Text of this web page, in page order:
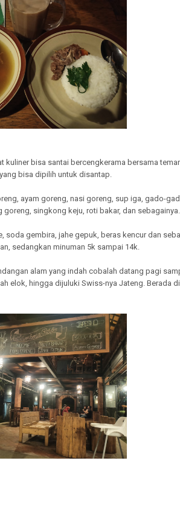
kuliner bisa santai bercengkerama bersama
bisa dipilih untuk disantap.
ayam goreng, nasi goreng, sup iga, gado-
singkong keju, roti bakar, dan sebagainya.
soda gembira, jahe gepuk, beras kencur dan
sedangkan minuman 5k sampai 14k.
alam yang indah cobalah datang pagi
elok, hingga dijuluki Swiss-nya Jateng. Berada